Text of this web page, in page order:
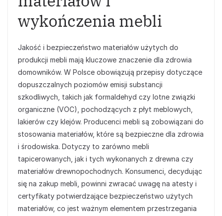
wykończenia mebli
Jakość i bezpieczeństwo materiałów użytych do
produkcji mebli mają kluczowe znaczenie dla zdrowia
domowników. W Polsce obowiązują przepisy dotyczące
dopuszczalnych poziomów emisji substancji
szkodliwych, takich jak formaldehyd czy lotne związki
organiczne (VOC), pochodzących z płyt meblowych,
lakierów czy klejów. Producenci mebli są zobowiązani do
stosowania materiałów, które są bezpieczne dla zdrowia
i środowiska. Dotyczy to zarówno mebli
tapicerowanych, jak i tych wykonanych z drewna czy
materiałów drewnopochodnych. Konsumenci, decydując
się na zakup mebli, powinni zwracać uwagę na atesty i
certyfikaty potwierdzające bezpieczeństwo użytych
materiałów, co jest ważnym elementem przestrzegania